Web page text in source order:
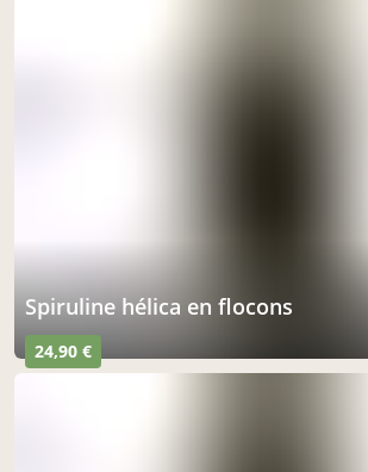
spiruline hélica en flocons
24,90 €